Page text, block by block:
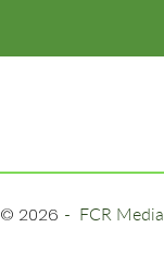
© 2026 - FCR Media